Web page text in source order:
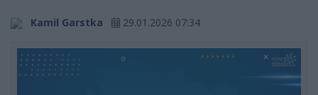
Kamil Garstka 29.01.2026 07:34